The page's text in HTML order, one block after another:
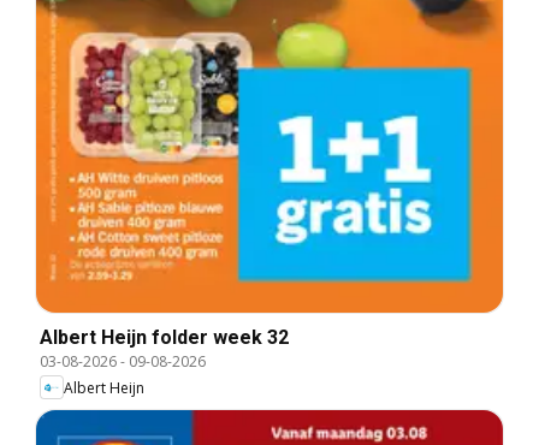
Albert Heijn folder week 32
03-08-2026- 09-08-2026
Albert Heijn